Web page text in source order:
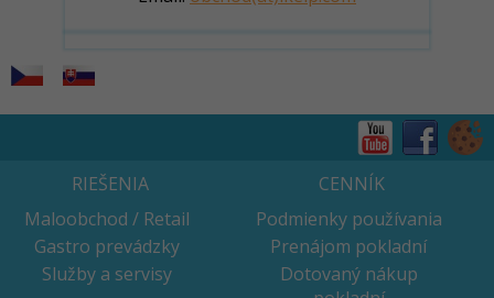
RIEŠENIA
Maloobchod / Retail
Gastro prevádzky
Služby a servisy
CENNÍK
Podmienky používania
Prenájom pokladní
Dotovaný nákup